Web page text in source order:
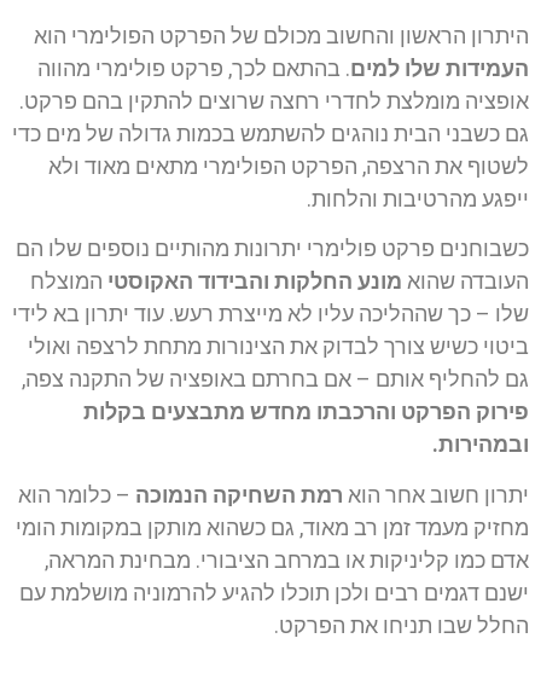
היתרון הראשון והחשוב מכולם של הפרקט הפולימרי הוא
העמידות שלו למים. בהתאם לכך, פרקט פולימרי מהווה
אופציה מומלצת לחדרי רחצה שרוצים להתקין בהם פרקט.
גם כשבני הבית נוהגים להשתמש בכמות גדולה של מים כדי
לשטוף את הרצפה, הפרקט הפולימרי מתאים מאוד ולא
ייפגע מהרטיבות והלחות.
כשבוחנים פרקט פולימרי יתרונות מהותיים נוספים שלו הם
העובדה שהוא מונע החלקות והבידוד האקוסטי המוצלח
שלו – כך שההליכה עליו לא מייצרת רעש. עוד יתרון בא לידי
ביטוי כשיש צורך לבדוק את הצינורות מתחת לרצפה ואולי
גם להחליף אותם – אם בחרתם באופציה של התקנה צפה,
פירוק הפרקט והרכבתו מחדש מתבצעים בקלות
ובמהירות.
יתרון חשוב אחר הוא רמת השחיקה הנמוכה – כלומר הוא
מחזיק מעמד זמן רב מאוד, גם כשהוא מותקן במקומות הומי
אדם כמו קליניקות או במרחב הציבורי. מבחינת המראה,
ישנם דגמים רבים ולכן תוכלו להגיע להרמוניה מושלמת עם
החלל שבו תניחו את הפרקט.